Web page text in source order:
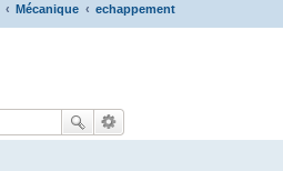
Mécanique echappement